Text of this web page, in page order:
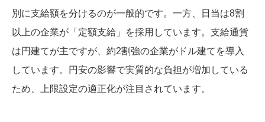
別に支給額を分けるのが一般的です。一方、日当は8割
以上の企業が「定額支給」を採用しています。支給通貨
は円建てが主ですが、約2割強の企業がドル建てを導入
しています。円安の影響で実質的な負担が増加している
ため、上限設定の適正化が注目されています。